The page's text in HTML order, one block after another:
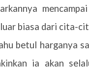
biasa dari cita-
betul harganya
ia akan